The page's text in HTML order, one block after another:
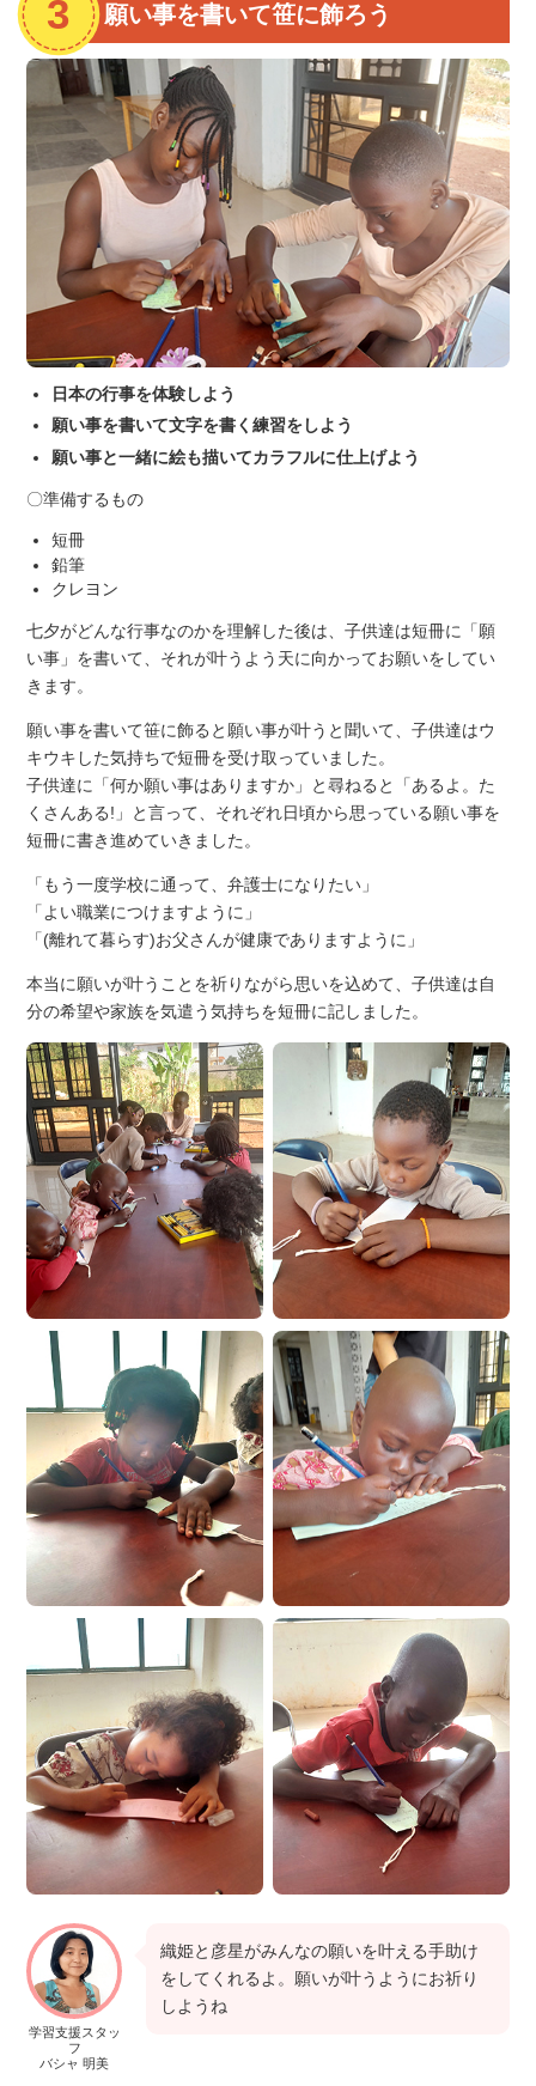
願い事を書いて笹に飾ろう
日本の行事を体験しよう
願い事を書いて文字を書く練習をしよう
願い事と一緒に絵も描いてカラフルに仕上げよう
〇準備するもの
短冊
鉛筆
クレヨン
七夕がどんな行事なのかを理解した後は、子供達は短冊に「願
い事」を書いて、それが叶うよう天に向かってお願いをしてい
きます。
願い事を書いて笹に飾ると願い事が叶うと聞いて、子供達はウ
キウキした気持ちで短冊を受け取っていました。
子供達に「何か願い事はありますか」と尋ねると「あるよ。た
くさんある!」と言って、それぞれ日頃から思っている願い事を
短冊に書き進めていきました。
「もう一度学校に通って、弁護士になりたい」
「よい職業につけますように」
「(離れて暮らす)お父さんが健康でありますように」
本当に願いが叶うことを祈りながら思いを込めて、子供達は自
分の希望や家族を気遣う気持ちを短冊に記しました。
学習支援スタッ
フ
バシャ 明美
織姫と彦星がみんなの願いを叶える手助け
をしてくれるよ。願いが叶うようにお祈り
しようね